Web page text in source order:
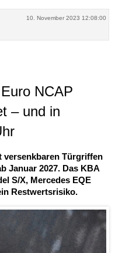
10. November 2023 12:08:00
NCAP
– und in
versenkbaren Türgriffen
Januar 2027. Das KBA
S/X, Mercedes EQE
Restwertsrisiko.